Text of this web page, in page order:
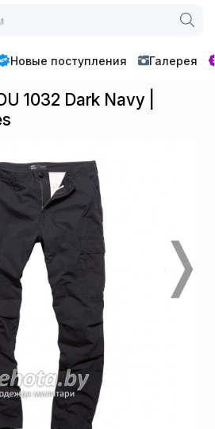
Новые поступления Галерея
1032 Dark Navy |